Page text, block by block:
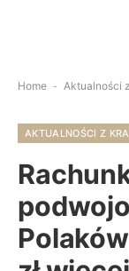
Home - Aktualności
AKTUALNOŚCI Z